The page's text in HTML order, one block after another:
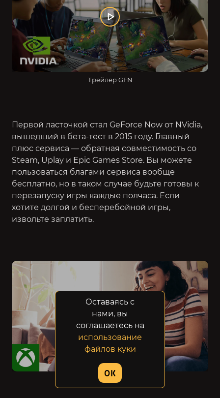
Трейлер GFN
Первой ласточкой стал GeForce Now от NVidia,
вышедший в бета-тест в 2015 году. Главный
плюс сервиса — обратная совместимость со
Steam, Uplay и Epic Games Store. Вы можете
пользоваться благами сервиса вообще
бесплатно, но в таком случае будьте готовы к
перезапуску игры каждые полчаса. Если
хотите долгой и бесперебойной игры,
извольте заплатить.
Трейлер xCloud
Оставаясь с
нами, вы
соглашаетесь на
использование
файлов куки
OK